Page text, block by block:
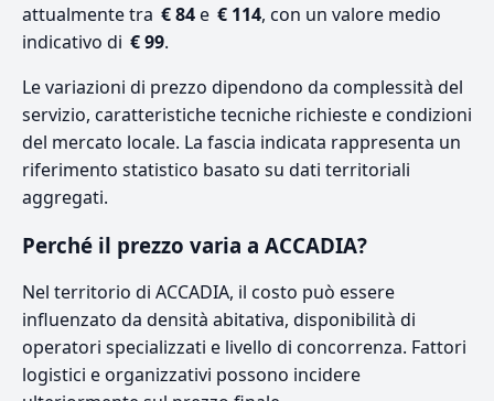
attualmente tra € 84e € 114, con un valore medio
indicativo di € 99.
Le variazioni di prezzo dipendono da complessità del
servizio, caratteristiche tecniche richieste e condizioni
del mercato locale. La fascia indicata rappresenta un
riferimento statistico basato su dati territoriali
aggregati.
Perché il prezzo varia a ACCADIA?
Nel territorio di ACCADIA, il costo può essere
influenzato da densità abitativa, disponibilità di
operatori specializzati e livello di concorrenza. Fattori
logistici e organizzativi possono incidere